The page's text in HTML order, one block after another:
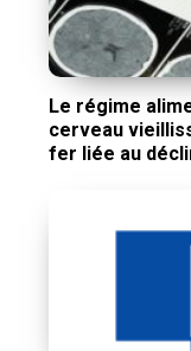
Le régime
cerveau
fer liée au